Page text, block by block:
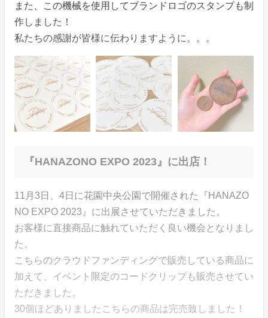
また、この機械を使用してブランドロゴのスタンプも制
作しました！
私たちの感謝が皆様に伝わりますように。。。
『HANAZONO EXPO 2023』に出店！
11月3日、4日に花園中央公園で開催された『HANAZO
NO EXPO 2023』に出展させていただきました。
お客様に直接商品に触れていただく良い機会となりまし
た。
こちらのクラウドファンディングで販売している商品に
加えて、イベント限定のコードクリップも販売させてい
ただきました。
30個ほどありましたこちらの商品は完売致しました！